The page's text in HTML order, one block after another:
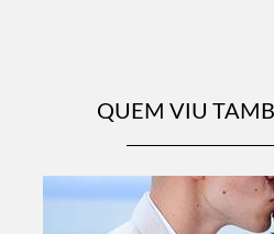
QUEM VIU